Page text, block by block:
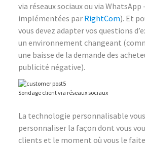
via réseaux sociaux ou via
implémentées par RightCom). Et
vous devez adapter vos questions
un environnement changeant
une baisse de la demande des
publicité négative).
Sondage client via réseaux sociaux
La technologie personnalisable
personnaliser la façon dont vous
clients et le moment où vous le